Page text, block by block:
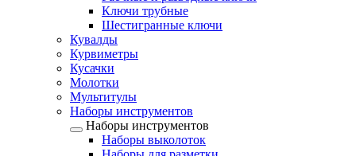
Ключи трубные
Шестигранные ключи
Кувалды
Курвиметры
Кусачки
Молотки
Мультитулы
Наборы инструментов
Наборы инструментов
Наборы выколоток